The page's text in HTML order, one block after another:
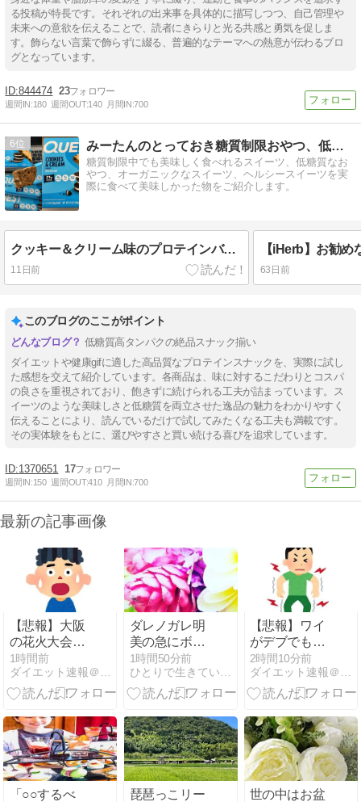
る投稿が特長です。それぞれの出来事を具体的に描写しつつ、自己管理や
未来への意欲を伝えることで、読者にきらりと光る共感と勇気を促しま
す。飾らない言葉で飾らずに綴る、普遍的なテーマへの熱意が伝わるブロ
グとなっています。
844474 23
週間IN:180 週間OUT:140 月間IN:700
6 みーたんのとっておき糖質制限おやつ、低糖質スイーツ
糖質制限中でも美味しく食べれるスイーツ、低糖質なお
やつ、オーガニックなスイーツ、ヘルシースイーツを実
際に食べて美味しかった物をご紹介します。
クッキー＆クリーム味のプロテインバーを求めて・・・
11日前 63日前
このブログのここがポイント
低糖質高タンパクの絶品スナック揃い
ダイエットや健康gifに適した高品質なプロテインスナックを、実際に試し
た感想を交えて紹介しています。各商品は、味に対するこだわりとコスパ
の良さを重視されており、飽きずに続けられる工夫が詰まっています。ス
イーツのような美味しさと低糖質を両立させた逸品の魅力をわかりやすく
伝えることにより、読んでいるだけで試してみたくなる工夫も満載です。
その実体験をもとに、選びやすさと買い続ける喜びを追求しています。
1370651 17
週間IN:150 週間OUT:410 月間IN:700
最新の記事画像
【悲報】大阪
の花火大会、
民度がレベチ
wwwwwwwwwwwwwwww
1時間前
ダイエット速報＠２ちゃんねる
ダレノガレ明
美の急にボラ
ンティア
1時間50分前
ひとりで生きていくために〜 All roads
【悲報】ワイ
がデブでも、
ジムに行って
筋肉痛になら
ない
2時間10分前
ダイエット速報＠２ちゃんねる
「○○するべ
琵琶っこリー
世の中はお盆